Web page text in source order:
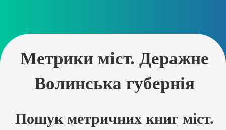
Метрики міст. Деражне
Волинська губернія
Пошук метричних книг міст.